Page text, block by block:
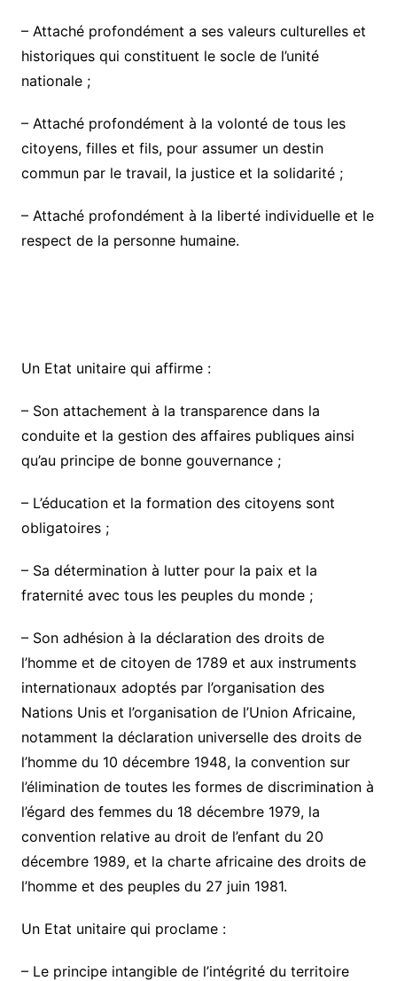
– Attaché profondément a ses valeurs culturelles et
historiques qui constituent le socle de l’unité
nationale ;
– Attaché profondément à la volonté de tous les
citoyens, filles et fils, pour assumer un destin
commun par le travail, la justice et la solidarité ;
– Attaché profondément à la liberté individuelle et le
respect de la personne humaine.
Un Etat unitaire qui affirme :
– Son attachement à la transparence dans la
conduite et la gestion des affaires publiques ainsi
qu’au principe de bonne gouvernance ;
– L’éducation et la formation des citoyens sont
obligatoires ;
– Sa détermination à lutter pour la paix et la
fraternité avec tous les peuples du monde ;
– Son adhésion à la déclaration des droits de
l’homme et de citoyen de 1789 et aux instruments
internationaux adoptés par l’organisation des
Nations Unis et l’organisation de l’Union Africaine,
notamment la déclaration universelle des droits de
l’homme du 10 décembre 1948, la convention sur
l’élimination de toutes les formes de discrimination à
l’égard des femmes du 18 décembre 1979, la
convention relative au droit de l’enfant du 20
décembre 1989, et la charte africaine des droits de
l’homme et des peuples du 27 juin 1981.
Un Etat unitaire qui proclame :
– Le principe intangible de l’intégrité du territoire